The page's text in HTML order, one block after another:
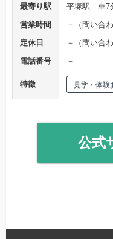
最寄り駅
平塚駅 車7
営業時間
－（問い合わ
定休日
－（問い合わ
電話番号
－
特徴 見学・体験
公式